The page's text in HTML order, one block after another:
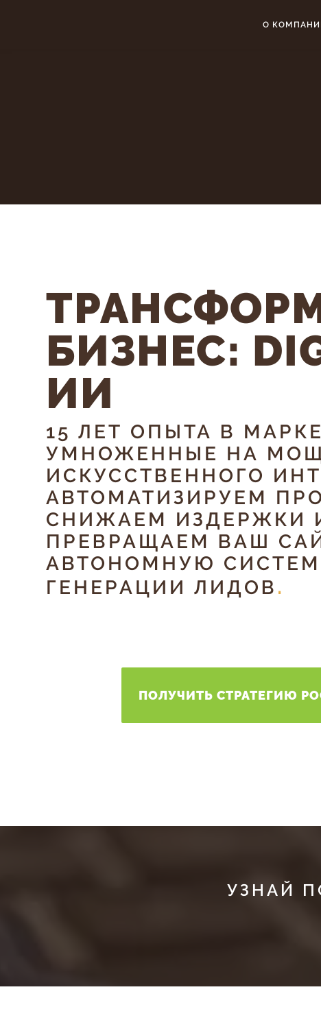
О
БИЗНЕС:
ИИ
15 ЛЕТ ОПЫТА В
УМНОЖЕННЫЕ НА
ИСКУССТВЕННОГО
АВТОМАТИЗИРУЕМ
СНИЖАЕМ ИЗДЕРЖКИ
ПРЕВРАЩАЕМ ВАШ
АВТОНОМНУЮ
ГЕНЕРАЦИИ ЛИДОВ
ПОЛУЧИТЬ СТРАТЕГИЮ
УЗНАЙ